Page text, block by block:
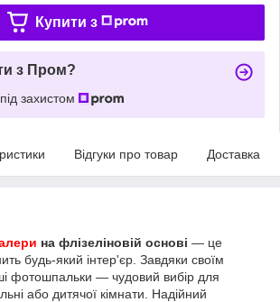
Купити з
з Пром?
захистом
Відгуки про товар Доставка
на флізеліновій основі — це
будь-який інтер'єр. Завдяки своїм
фотошпальки — чудовий вибір для
або дитячої кімнати. Надійний